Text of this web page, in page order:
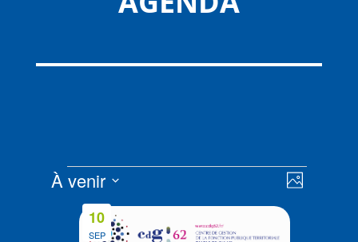
Évènements de
Photo
À venir
Sélectionnez
List
SEP
10